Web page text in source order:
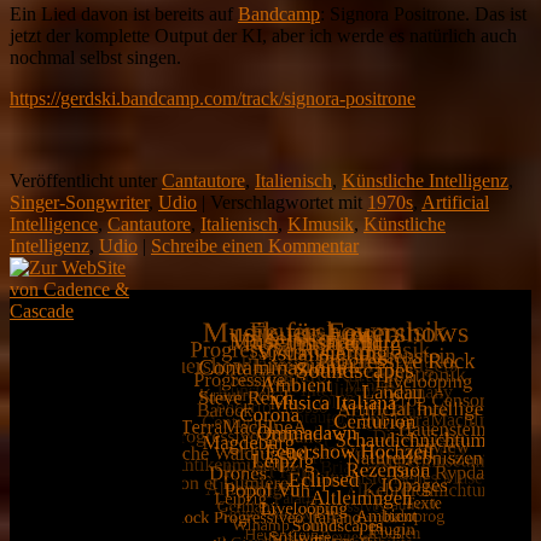
Ein Lied davon ist bereits auf Bandcamp: Signora Positrone. Das ist
jetzt der komplette Output der KI, aber ich werde es natürlich auch
nochmal selbst singen.
https://gerdski.bandcamp.com/track/signora-positrone
Veröffentlicht unter Cantautore, Italienisch, Künstliche Intelligenz,
Singer-Songwriter, Udio | Verschlagwortet mit 1970s, Artificial
Intelligence, Cantautore, Italienisch, KImusik, Künstliche
Intelligenz, Udio | Schreibe einen Kommentar